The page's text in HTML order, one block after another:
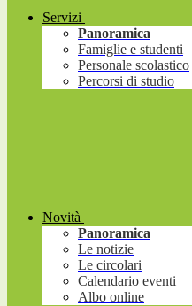
Servizi
Panoramica
Famiglie e studenti
Personale scolastico
Percorsi di studio
Novità
Panoramica
Le notizie
Le circolari
Calendario eventi
Albo online